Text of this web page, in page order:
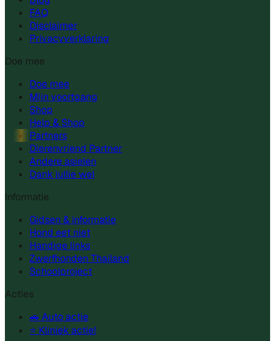
FAQ
Disclaimer
Privacyverklaring
Doe mee
Doe mee
Mijn voortgang
Shop
Help & Shop
Partners
Dierenvriend Partner
Andere asielen
Dank jullie wel
Informatie
Gidsen & informatie
Hond eet niet
Handige links
Zwerfhonden Thailand
Schoolproject
Acties
🚗 Auto actie
⭐ Kliniek actie!